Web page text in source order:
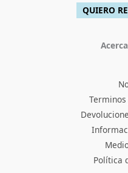
Política